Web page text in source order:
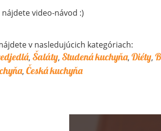
video-návod :)
v nasledujúcich kategóriach:
, Šaláty, Studená kuchyňa, Diéty,
, Česká kuchyňa